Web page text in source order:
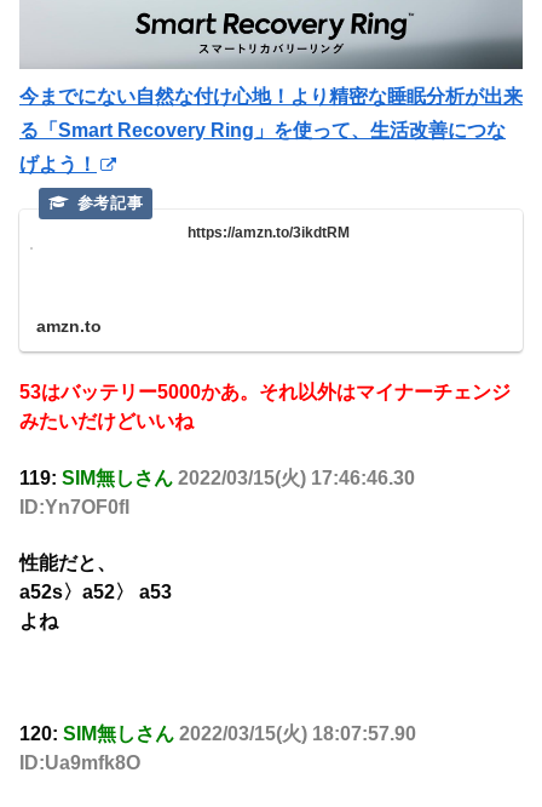
今までにない自然な付け心地！より精密な睡眠分析が出来
る「Smart Recovery Ring」を使って、生活改善につな
げよう！
https://amzn.to/3ikdtRM
amzn.to
53はバッテリー5000かあ。それ以外はマイナーチェンジ
みたいだけどいいね
119: SIM無しさん 2022/03/15(火) 17:46:46.30
ID:Yn7OF0fl
性能だと、
a52s〉a52〉 a53
よね
120: SIM無しさん 2022/03/15(火) 18:07:57.90
ID:Ua9mfk8O